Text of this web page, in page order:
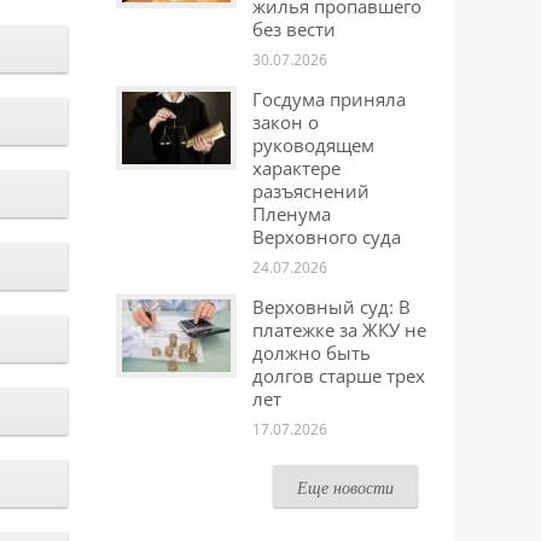
жилья пропавшего
без вести
30.07.2026
Госдума приняла
закон о
руководящем
характере
разъяснений
Пленума
Верховного суда
24.07.2026
Верховный суд: В
платежке за ЖКУ не
должно быть
долгов старше трех
лет
17.07.2026
Еще новости